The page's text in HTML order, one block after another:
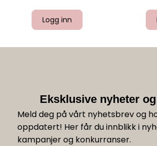
Logg inn
Eksklusive nyheter
Meld deg på vårt nyhetsbrev og
oppdatert! Her får du innblikk i
kampanjer og konkurranser.